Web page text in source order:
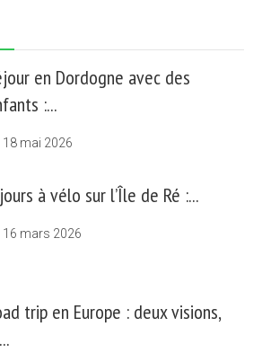
en Dordogne avec des
:...
18 mai 2026
à vélo sur l’Île de Ré :...
16 mars 2026
trip en Europe : deux visions,